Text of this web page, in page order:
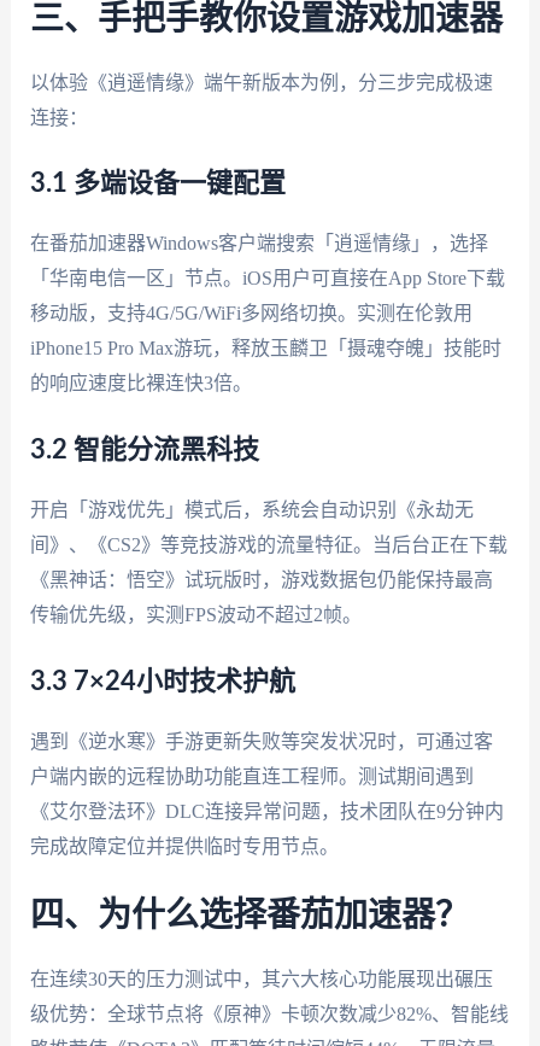
三、手把手教你设置游戏加速器
以体验《逍遥情缘》端午新版本为例，分三步完成极速
连接：
3.1 多端设备一键配置
在番茄加速器Windows客户端搜索「逍遥情缘」，选择
「华南电信一区」节点。iOS用户可直接在App Store下载
移动版，支持4G/5G/WiFi多网络切换。实测在伦敦用
iPhone15 Pro Max游玩，释放玉麟卫「摄魂夺魄」技能时
的响应速度比裸连快3倍。
3.2 智能分流黑科技
开启「游戏优先」模式后，系统会自动识别《永劫无
间》、《CS2》等竞技游戏的流量特征。当后台正在下载
《黑神话：悟空》试玩版时，游戏数据包仍能保持最高
传输优先级，实测FPS波动不超过2帧。
3.3 7×24小时技术护航
遇到《逆水寒》手游更新失败等突发状况时，可通过客
户端内嵌的远程协助功能直连工程师。测试期间遇到
《艾尔登法环》DLC连接异常问题，技术团队在9分钟内
完成故障定位并提供临时专用节点。
四、为什么选择番茄加速器？
在连续30天的压力测试中，其六大核心功能展现出碾压
级优势：全球节点将《原神》卡顿次数减少82%、智能线